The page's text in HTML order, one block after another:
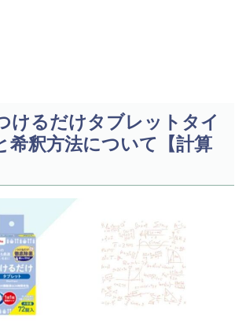
けるだけタブレットタイ
希釈方法について【計算